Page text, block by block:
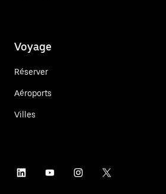
Voyage
Réserver
Aéroports
Villes